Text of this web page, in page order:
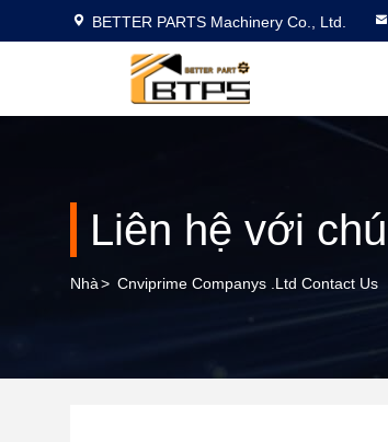
BETTER PARTS Machinery Co., Ltd.
Liên hệ với
Nhà> Cnviprime Companys .Ltd Contact Us